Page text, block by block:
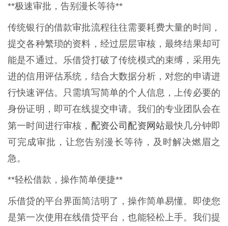
**极速审批，告别漫长等待**
传统银行的借款审批流程往往需要耗费大量的时间，
提交各种繁琐的资料，经过层层审核，最终结果却可
能是不通过。乐借贷打破了传统模式的束缚，采用先
进的信用评估系统，结合大数据分析，对您的申请进
行快速评估。只需填写简单的个人信息，上传必要的
身份证明，即可在线提交申请。我们的专业团队会在
第一时间进行审核， 配资公司配资网站最快几分钟即
可完成审批，让您告别漫长等待，及时解决燃眉之
急。
**轻松借款，操作简单便捷**
乐借贷的平台界面简洁明了，操作简单易懂。即使您
是第一次使用在线借贷平台，也能轻松上手。我们提